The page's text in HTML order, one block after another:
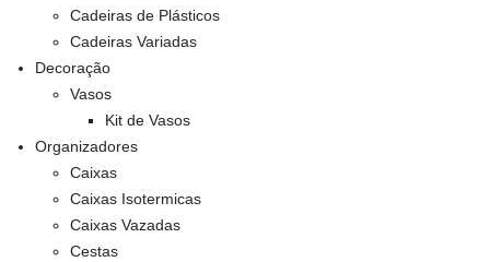
Cadeiras de Plásticos
Cadeiras Variadas
Decoração
Vasos
Kit de Vasos
Organizadores
Caixas
Caixas Isotermicas
Caixas Vazadas
Cestas